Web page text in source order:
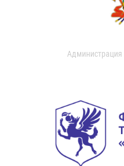
Администрация